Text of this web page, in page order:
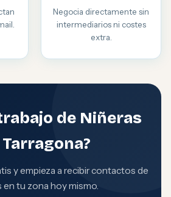
Negocia directamente sin
intermediarios ni costes
extra.
de Niñeras
y empieza a recibir contactos de
en tu zona hoy mismo.